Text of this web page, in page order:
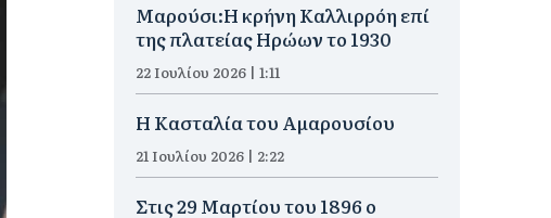
Μαρούσι:Η κρήνη Καλλιρρόη επί
της πλατείας Ηρώων το 1930
22 Ιουλίου 2026 | 1:11
Η Κασταλία του Αμαρουσίου
21 Ιουλίου 2026 | 2:22
Στις 29 Μαρτίου του 1896 ο